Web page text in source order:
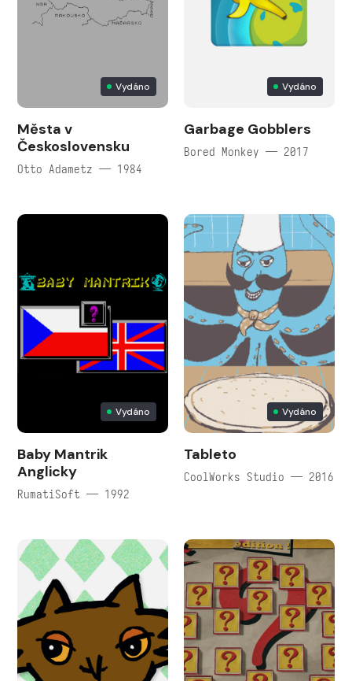
Vydáno
Města v
Československu
Otto Adametz — 1984
Vydáno
Garbage Gobblers
Bored Monkey — 2017
Vydáno
Baby Mantrik
Anglicky
RumatiSoft — 1992
Vydáno
Tableto
CoolWorks Studio — 2016